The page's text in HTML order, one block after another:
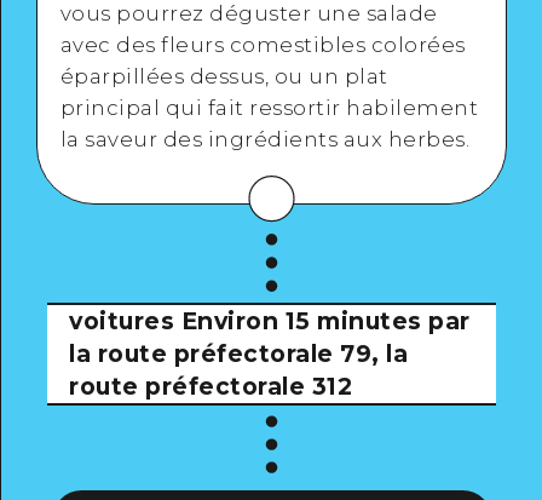
vous pourrez déguster une salade
avec des fleurs comestibles colorées
éparpillées dessus, ou un plat
principal qui fait ressortir habilement
la saveur des ingrédients aux herbes.
voitures Environ 15 minutes par
la route préfectorale 79, la
route préfectorale 312